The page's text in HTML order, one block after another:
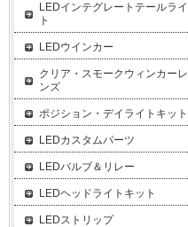
LEDインテグレートテールライ
ト
LEDウインカー
クリア・スモークウィンカーレ
ンズ
ポジション・デイライトキット
LEDカスタムパーツ
LEDバルブ＆リレー
LEDヘッドライトキット
LEDストリップ